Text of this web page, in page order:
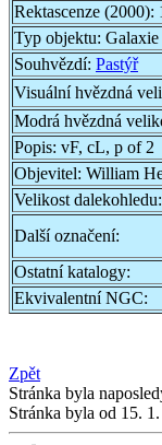
Rektascenze (2000):
Typ objektu: Galaxie
Souhvězdí: Pastýř
Visuální hvězdná
Modrá hvězdná
Popis: vF, cL, p of 2
Objevitel: William
Velikost dalekohledu:
Další označení:
Ostatní katalogy:
Ekvivalentní NGC:
Zpět
Stránka byla
Stránka byla od 15.